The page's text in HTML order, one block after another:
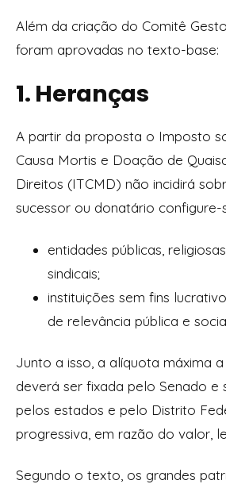
Além da criação do Comitê
foram aprovadas no texto-base:
1. Heranças
A partir da proposta o Imposto
Causa Mortis e Doação de
Direitos (ITCMD) não incidirá
sucessor ou donatário configure-
entidades públicas,
sindicais;
instituições sem fins
de relevância pública e
Junto a isso, a alíquota máxima
deverá ser fixada pelo Senado e
pelos estados e pelo Distrito
progressiva, em razão do valor,
Segundo o texto, os grandes